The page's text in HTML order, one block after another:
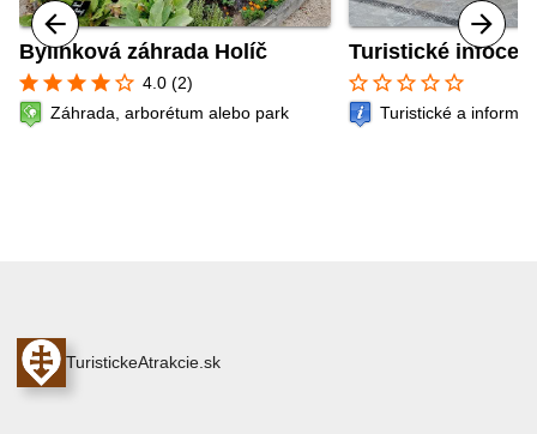
Bylinková záhrada Holíč
star star star star star_border 4.0 (2)
Záhrada, arborétum alebo park
Turistické
star_border star_border star_border star_border star_border
Turistické a
TuristickeAtrakcie.sk